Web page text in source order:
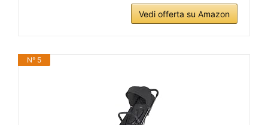
Vedi offerta su Amazon
N° 5